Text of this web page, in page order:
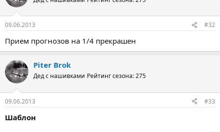
09.06.2013 #32
Прием прогнозов на 1/4 прекрашен
Piter Brok
Дед с нашивками Рейтинг сезона: 275
09.06.2013 #33
Шаблон